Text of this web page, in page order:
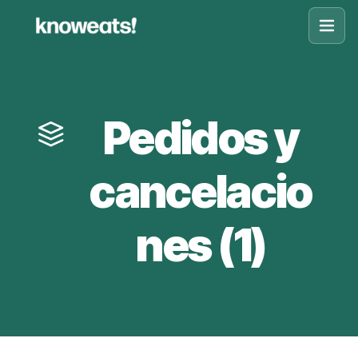
Pedidos y
cancelacio
nes (1)